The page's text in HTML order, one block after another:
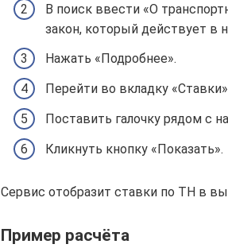
В поиск ввести «О
закон, который действует в
Нажать «Подробнее».
Перейти во вкладку
Поставить галочку рядом с
Кликнуть кнопку «Показать».
Сервис отобразит ставки по ТН в
Пример расчёта